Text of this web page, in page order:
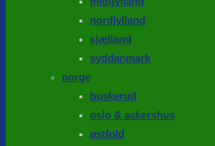
nordjylland
sjælland
syddanmark
norge
buskerud
oslo & askershus
østfold